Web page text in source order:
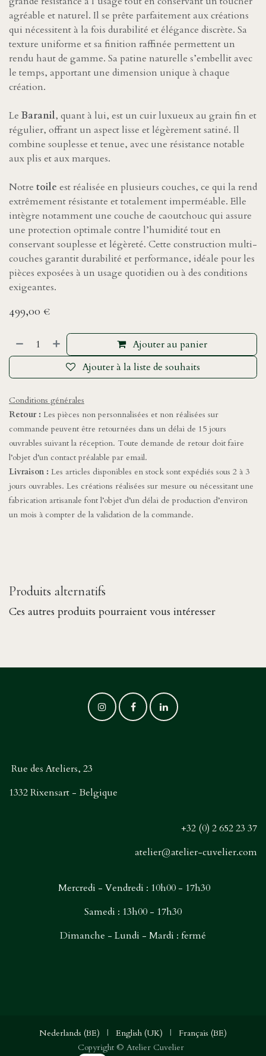
agréable et naturel. Il se prête parfaitement aux créations
qui nécessitent à la fois durabilité et élégance discrète. Sa
texture uniforme et sa finition raffinée permettent un
rendu haut de gamme. Sa patine naturelle s’embellit avec
le temps, apportant une dimension unique à chaque
création.
LeBaranil, quant à lui, est un cuir luxueux au grain fin et
régulier, offrant un aspect lisse et légèrement satiné. Il
combine souplesse et tenue, avec une résistance notable
aux plis et aux marques.
Notre toile est réalisée en plusieurs couches, ce qui la rend
extrêmement résistante et totalement imperméable. Elle
intègre notamment une couche de caoutchouc qui assure
une protection optimale contre l’humidité tout en
conservant souplesse et légèreté. Cette construction multi-
couches garantit durabilité et performance, idéale pour les
pièces exposées à un usage quotidien ou à des conditions
exigeantes.
499,00 €
Ajouter au panier
Ajouter à la liste de souhaits
Conditions générales
Retour : Les pièces non personnalisées et non réalisées sur
commande peuvent être retournées dans un délai de 15 jours
ouvrables suivant la réception. Toute demande de retour doit faire
l’objet d’un contact préalable par email.
Livraison : Les articles disponibles en stock sont expédiés sous 2 à 3
jours ouvrables. Les créations réalisées sur mesure ou nécessitant une
fabrication artisanale font l’objet d’un délai de production d’environ
un mois à compter de la validation de la commande.
Produits alternatifs
Ces autres produits pourraient vous intéresser
Rue des Ateliers, 23
1332 Rixensart - Belgique
+32 (0) 2 652 23 37
atelier@atelier-cuvelier.com
Mercredi - Vendredi : 10h00 - 17h30
Samedi : 13h00 - 17h30
Dimanche - Lundi - Mardi : fermé
Copyright © Atelier Cuvelier
Nederlands (BE) | English (UK) | Français (BE)